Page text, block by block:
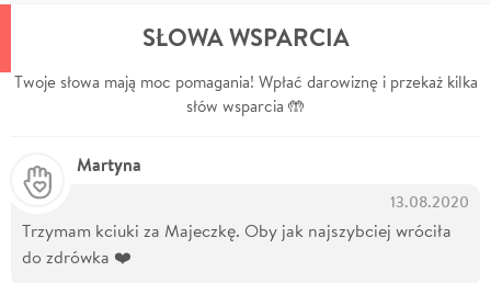
SŁOWA WSPARCIA
Twoje słowa mają moc pomagania! Wpłać darowiznę i przekaż kilka
słów wsparcia 🤲
Martyna
13.08.2020
Trzymam kciuki za Majeczkę. Oby jak najszybciej wróciła
do zdrówka ❤️